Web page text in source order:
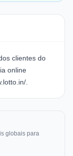
clientes do
online
.
globais para